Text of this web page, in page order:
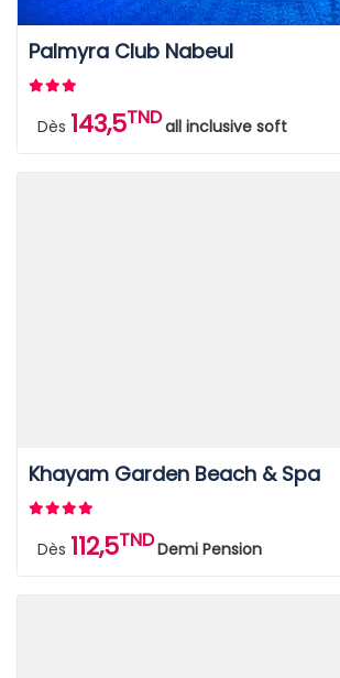
Palmyra Club Nabeul
Dès 143,5TNDall inclusive soft
Khayam Garden Beach & Spa
Dès 112,5TNDDemi Pension